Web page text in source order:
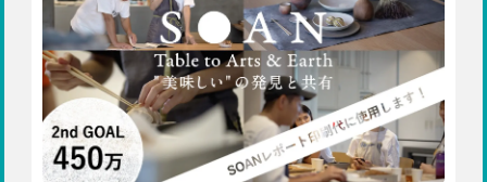
山形
福島
関東
茨城
栃木
群馬
和歌山
中国
鳥取 島根 岡山 広島 山口
徳島 香川 愛媛 高知
九州・沖縄